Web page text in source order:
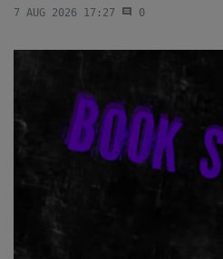
7 AUG 2026 17:27 0